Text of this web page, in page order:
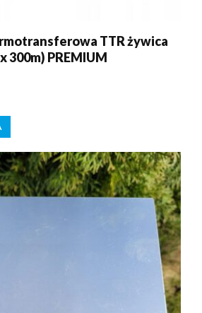
TTR żywica
300m) PREMIUM